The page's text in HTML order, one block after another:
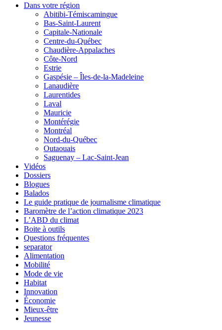
Dans votre région
Abitibi-Témiscamingue
Bas-Saint-Laurent
Capitale-Nationale
Centre-du-Québec
Chaudière-Appalaches
Côte-Nord
Estrie
Gaspésie – Îles-de-la-Madeleine
Lanaudière
Laurentides
Laval
Mauricie
Montérégie
Montréal
Nord-du-Québec
Outaouais
Saguenay – Lac-Saint-Jean
Vidéos
Dossiers
Blogues
Balados
Le guide pratique de journalisme climatique
Baromètre de l’action climatique 2023
L’ABD du climat
Boite à outils
Questions fréquentes
separator
Alimentation
Mobilité
Mode de vie
Habitat
Innovation
Économie
Mieux-être
Jeunesse